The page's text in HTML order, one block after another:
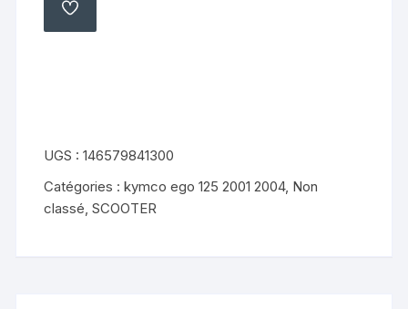
temperature
AJOUTER
UGS :146579841300
Catégories :kymco ego 125 2001 2004, Non
classé ,SCOOTER